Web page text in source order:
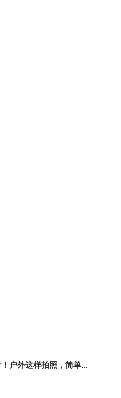
户外这样拍照，简单...